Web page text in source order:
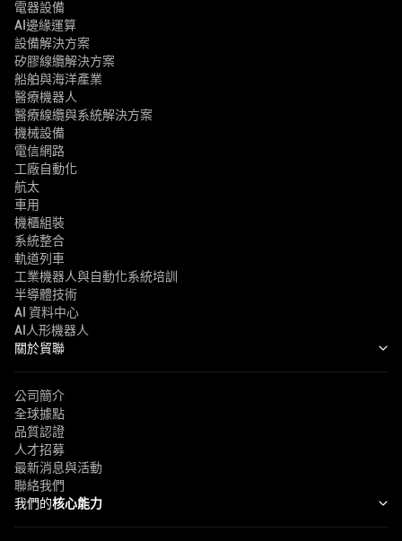
電器設備
AI邊緣運算
設備解決方案
矽膠線纜解決方案
船舶與海洋產業
醫療機器人
醫療線纜與系統解決方案
機械設備
電信網路
工廠自動化
航太
車用
機櫃組裝
系統整合
軌道列車
工業機器人與自動化系統培訓
半導體技術
AI 資料中心
AI人形機器人
關於貿聯
公司簡介
全球據點
品質認證
人才招募
最新消息與活動
聯絡我們
我們的核心能力